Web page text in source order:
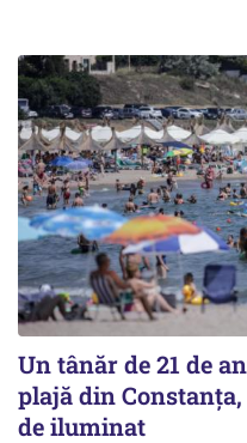
Un tânăr de 21 de
plajă din
de iluminat